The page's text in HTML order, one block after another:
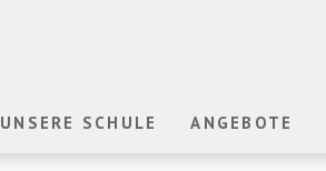
UNSERE SCHULE ANGEBOTE